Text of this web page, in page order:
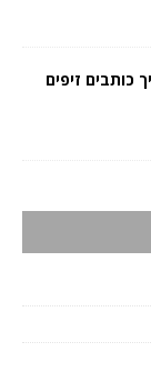
כותבים זיפים